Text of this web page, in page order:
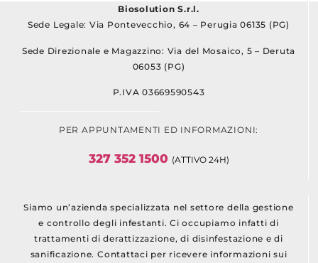
Biosolution S.r.l.
Sede Legale: Via Pontevecchio, 64 – Perugia 06135 (PG)
Sede Direzionale e Magazzino: Via del Mosaico, 5 – Deruta
06053 (PG)
P.IVA 03669590543
PER APPUNTAMENTI ED INFORMAZIONI:
327 352 1500 (ATTIVO 24H)
Siamo un’azienda specializzata nel settore della gestione
e controllo degli infestanti. Ci occupiamo infatti di
trattamenti di derattizzazione, di disinfestazione e di
sanificazione. Contattaci per ricevere informazioni sui